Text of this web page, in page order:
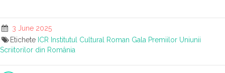
3 June 2025
Etichete ICR Institutul Cultural Roman Gala Premiilor Uniunii
Scriitorilor din România